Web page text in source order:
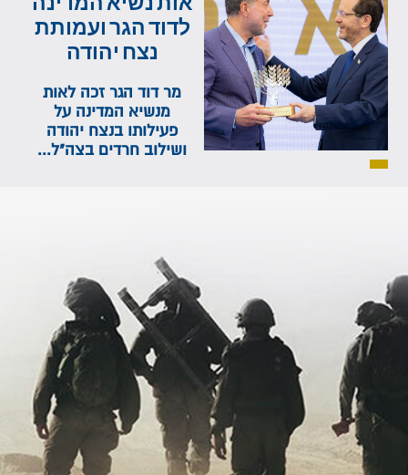
לדוד הגר ועמותת
נצח יהודה
מר דוד הגר זכה לאות
מנשיא המדינה על
פעילותו בנצח יהודה
ושילוב חרדים בצה"ל...